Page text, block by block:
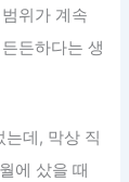
위가 계속
든하다는 생
데, 막상 직
에 샀을 때